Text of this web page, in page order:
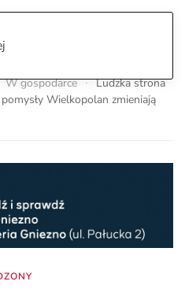
W gospodarce
Ludzka strona
Wielkopolan zmieniają